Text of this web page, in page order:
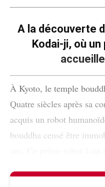
A la découverte
Kodai-ji, où
À Kyoto, le temple
Quatre siècles après sa
acquis un robot
bouddha censé être